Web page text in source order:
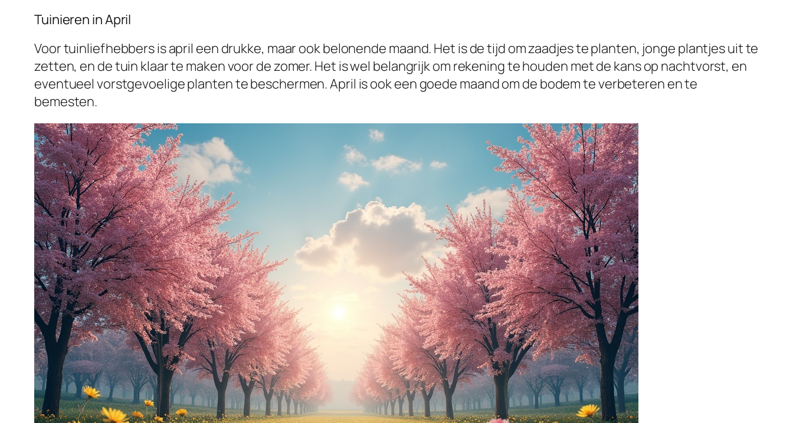
Tuinieren in April
Voor tuinliefhebbers is april een drukke, maar ook belonende maand. Het is de tijd om zaadjes te planten, jonge plantjes uit te
zetten, en de tuin klaar te maken voor de zomer. Het is wel belangrijk om rekening te houden met de kans op nachtvorst, en
eventueel vorstgevoelige planten te beschermen. April is ook een goede maand om de bodem te verbeteren en te
bemesten.